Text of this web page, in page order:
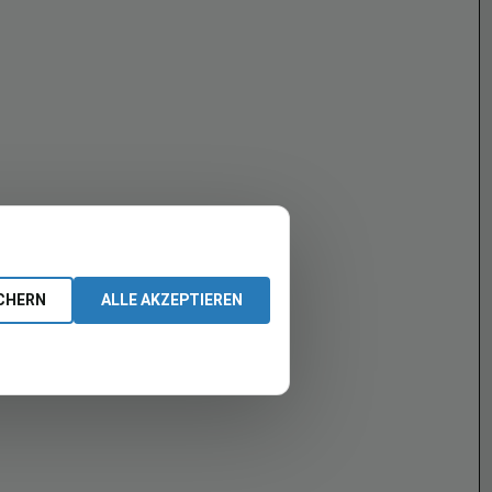
ALLE AKZEPTIEREN